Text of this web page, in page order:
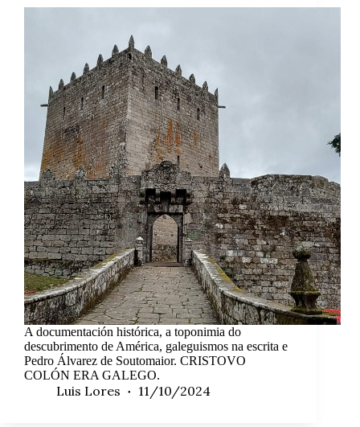
A documentación histórica, a toponimia do
descubrimento de América, galeguismos na escrita e
Pedro Álvarez de Soutomaior. CRISTOVO
COLÓN ERA GALEGO.
Luis Lores 11/10/2024